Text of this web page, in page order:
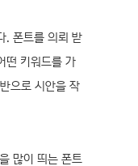
. 폰트를 의뢰 받
떤 키워드를 가
으로 시안을 작
많이 띄는 폰트